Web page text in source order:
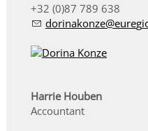
+32 (0)87 789 638
d r n k nz r g
Harrie Houben
Accountant